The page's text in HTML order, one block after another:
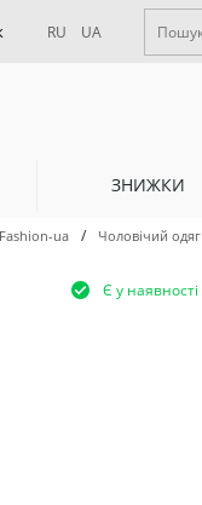
RU UA
ЗНИЖКИ
ua / Чоловічий одяг
Є у наявності